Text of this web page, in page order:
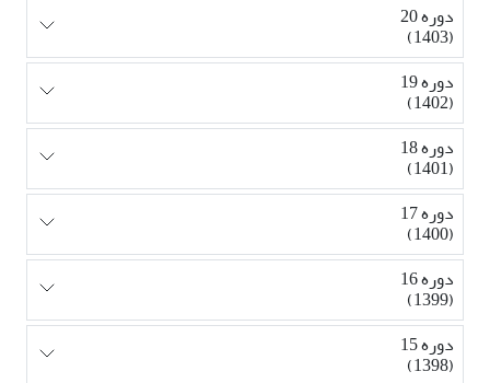
دوره 20
(1403)
دوره 19
(1402)
دوره 18
(1401)
دوره 17
(1400)
دوره 16
(1399)
دوره 15
(1398)